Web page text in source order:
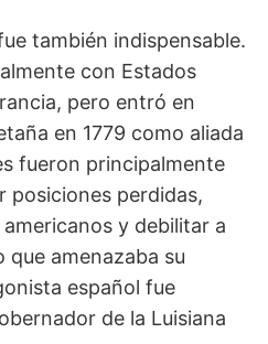
también indispensable.
con Estados
pero entró en
en 1779 como aliada
fueron principalmente
posiciones perdidas,
y debilitar a
que amenazaba su
español fue
de la Luisiana